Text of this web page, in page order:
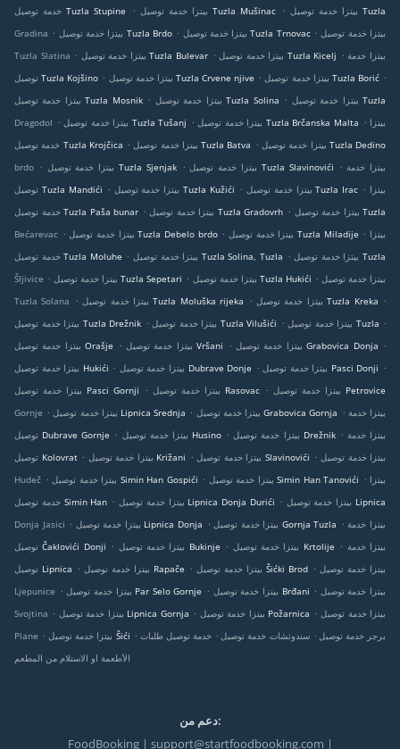
خدمة توصيل Tuzla Stupine
. بيتزا خدمة توصيل Tuzla Mušinac . بيتزا خدمة توصيل Tuzla
Gradina . بيتزا خدمة توصيل Tuzla Brdo . بيتزا خدمة توصيل Tuzla Trnovac . بيتزا خدمة توصيل
Tuzla Slatina . بيتزا خدمة توصيل Tuzla Bulevar . بيتزا خدمة توصيل Tuzla Kicelj . بيتزا خدمة
توصيل Tuzla Kojšino . بيتزا خدمة توصيل Tuzla Crvene njive . بيتزا خدمة توصيل Tuzla Borić .
بيتزا خدمة توصيل Tuzla Mosnik . بيتزا خدمة توصيل Tuzla Solina . بيتزا خدمة توصيل Tuzla
Dragodol . بيتزا خدمة توصيل Tuzla Tušanj . بيتزا خدمة توصيل Tuzla Brčanska Malta . بيتزا
خدمة توصيل Tuzla Krojčica . بيتزا خدمة توصيل Tuzla Batva . بيتزا خدمة توصيل Tuzla Dedino
brdo . بيتزا خدمة توصيل Tuzla Sjenjak . بيتزا خدمة توصيل Tuzla Slavinovići . بيتزا خدمة
توصيل Tuzla Mandići . بيتزا خدمة توصيل Tuzla Kužići . بيتزا خدمة توصيل Tuzla Irac . بيتزا
خدمة توصيل Tuzla Paša bunar . بيتزا خدمة توصيل Tuzla Gradovrh . بيتزا خدمة توصيل Tuzla
Bećarevac . بيتزا خدمة توصيل Tuzla Debelo brdo . بيتزا خدمة توصيل Tuzla Miladije . بيتزا
خدمة توصيل Tuzla Moluhe . بيتزا خدمة توصيل Tuzla Solina, Tuzla . بيتزا خدمة توصيل Tuzla
Šljivice . بيتزا خدمة توصيل Tuzla Sepetari . بيتزا خدمة توصيل Tuzla Hukići . بيتزا خدمة توصيل
Tuzla Solana
. بيتزا خدمة توصيل Tuzla Moluška rijeka . بيتزا خدمة توصيل Tuzla Kreka .
بيتزا خدمة توصيل Tuzla Drežnik . بيتزا خدمة توصيل Tuzla Vilušići . بيتزا خدمة توصيل Tuzla .
بيتزا خدمة توصيل Orašje
. بيتزا خدمة توصيل Vršani . بيتزا خدمة توصيل Grabovica Donja .
بيتزا خدمة توصيل Hukići . بيتزا خدمة توصيل Dubrave Donje . بيتزا خدمة توصيل Pasci Donji .
بيتزا خدمة توصيل Pasci Gornji
. بيتزا خدمة توصيل Rasovac . بيتزا خدمة توصيل Petrovice
Gornje . بيتزا خدمة توصيل Lipnica Srednja . بيتزا خدمة توصيل Grabovica Gornja . بيتزا خدمة
توصيل Dubrave Gornje . بيتزا خدمة توصيل Husino . بيتزا خدمة توصيل Drežnik . بيتزا خدمة
توصيل Kolovrat . بيتزا خدمة توصيل Križani . بيتزا خدمة توصيل Slavinovići . بيتزا خدمة توصيل
Hudeč . بيتزا خدمة توصيل Simin Han Gospići . بيتزا خدمة توصيل Simin Han Tanovići . بيتزا
خدمة توصيل Simin Han . بيتزا خدمة توصيل Lipnica Donja Durići . بيتزا خدمة توصيل Lipnica
Donja Jasici . بيتزا خدمة توصيل Lipnica Donja . بيتزا خدمة توصيل Gornja Tuzla . بيتزا خدمة
توصيل Čaklovići Donji . بيتزا خدمة توصيل Bukinje . بيتزا خدمة توصيل Krtolije . بيتزا خدمة
توصيل Lipnica . بيتزا خدمة توصيل Rapače . بيتزا خدمة توصيل Šićki Brod . بيتزا خدمة توصيل
Ljepunice . بيتزا خدمة توصيل Par Selo Gornje . بيتزا خدمة توصيل Brđani . بيتزا خدمة توصيل
Svojtina . بيتزا خدمة توصيل Lipnica Gornja . بيتزا خدمة توصيل Požarnica . بيتزا خدمة توصيل
Plane . بيتزا خدمة توصيل Šići . برجر خدمة توصيل. سندوتشات خدمة توصيل . خدمة توصيل طلبات
الأطعمة او الاستلام من المطعم
دعم من:
FoodBooking | support@startfoodbooking.com |